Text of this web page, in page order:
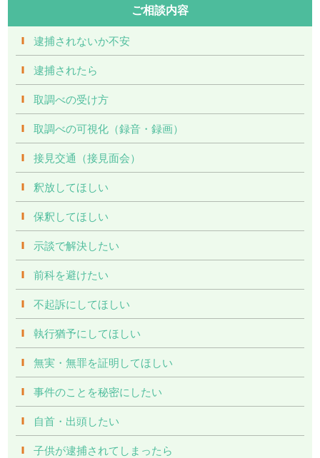
ご相談内容
逮捕されないか不安
逮捕されたら
取調べの受け方
取調べの可視化（録音・録画）
接見交通（接見面会）
釈放してほしい
保釈してほしい
示談で解決したい
前科を避けたい
不起訴にしてほしい
執行猶予にしてほしい
無実・無罪を証明してほしい
事件のことを秘密にしたい
自首・出頭したい
子供が逮捕されてしまったら